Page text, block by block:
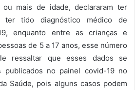
mais de idade, declararam ter
ter tido diagnóstico médico de
enquanto entre as crianças e
de 5 a 17 anos, esse número
ressaltar que esses dados se
publicados no painel covid-19 no
Saúde, pois alguns casos podem